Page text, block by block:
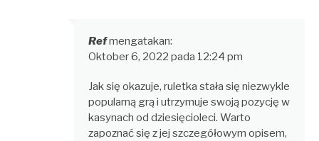
Refmengatakan:
Oktober 6, 2022 pada 12:24 pm
Jak się okazuje, ruletka stała się niezwykle
popularną grą i utrzymuje swoją pozycję w
kasynach od dziesięcioleci. Warto
zapoznać się z jej szczegółowym opisem,